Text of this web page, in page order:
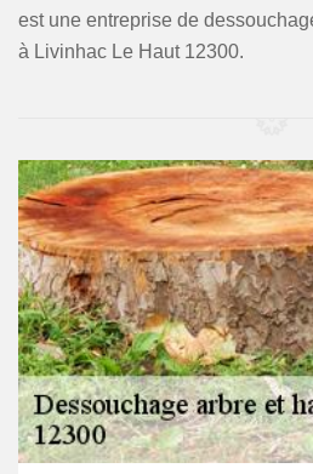
est une entreprise de
à Livinhac Le Haut 12300.